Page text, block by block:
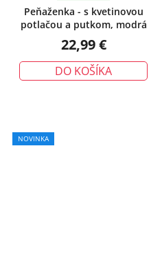
Peňaženka - s kvetinovou
potlačou a putkom, modrá
22,99 €
DO KOŠÍKA
NOVINKA